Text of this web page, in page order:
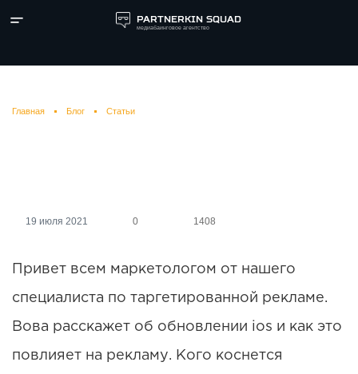
PARTNERKIN SQUAD
медиабаинговое агентство
Главная Блог Статьи
19 июля 2021 0 1408
Привет всем маркетологом от нашего
специалиста по таргетированной рекламе.
Вова расскажет об обновлении ios и как это
повлияет на рекламу. Кого коснется